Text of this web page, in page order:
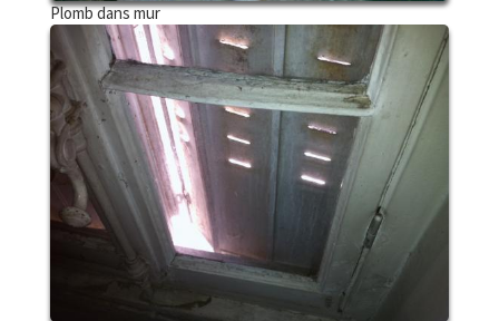
Plomb dans mur